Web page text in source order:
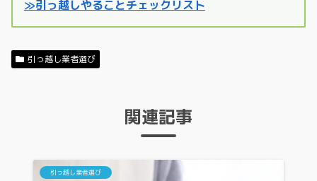
≫引っ越しやることチェックリスト
引っ越し業者選び
関連記事
引っ越し業者選び